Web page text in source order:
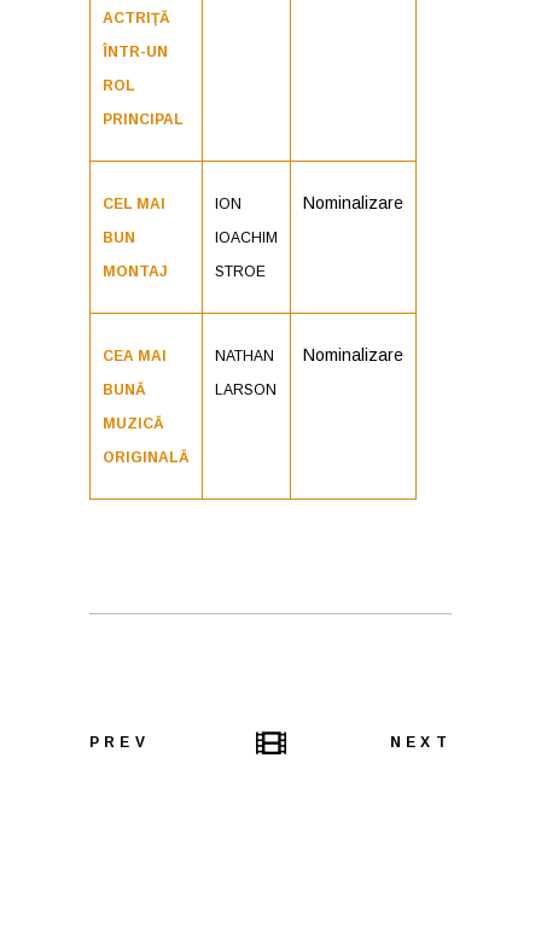
ACTRIŢĂ
ÎNTR-UN
ROL
PRINCIPAL
CEL MAI
BUN
MONTAJ
ION
IOACHIM
STROE
Nominalizare
CEA MAI
BUNĂ
MUZICĂ
ORIGINALĂ
NATHAN
LARSON
Nominalizare
PREV NEXT